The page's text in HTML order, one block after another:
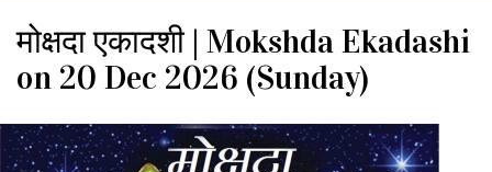
मोक्षदा एकादशी | Mokshda Ekadashi
on 20 Dec 2026 (Sunday)